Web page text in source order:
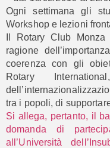
Ogni settimana gli
Workshop e lezioni
Il Rotary Club
ragione
coerenza con gli
Rotary
tra i popoli, di
Si allega, pertanto, il
domanda di
all’Università